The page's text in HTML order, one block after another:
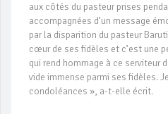
aux côtés du pasteur prises
accompagnées d’un message
par la disparition du pasteur
cœur de ses fidèles et c’est une
qui rend hommage à ce serviteur
vide immense parmi ses fidèles.
condoléances », a-t-elle écrit.